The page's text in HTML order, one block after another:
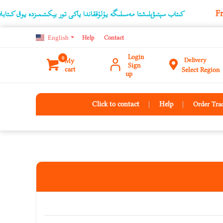
كىتاب سېتىۋېلىشتا مەسىلىگە يۇلۇققاندا ياكى تور بېكىتىمىزدە يوق كىتابلارنىڭ
English Help Contact
Delivery
Select Region
Login
Sign
up
0My
cart
Order
Help
Click to contact